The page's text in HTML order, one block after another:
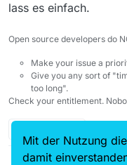
lass es einfach.
Open source developers do
Make your issue a
Give you any sort of
too long".
Check your entitlement.
Mit der Nutzung
damit